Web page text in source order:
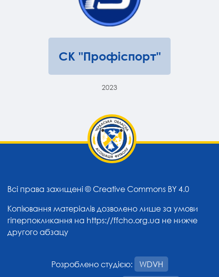
СК "Профіспорт"
2023
Всі права захищені © Creative Commons BY 4.0
Копіювання матеріалів дозволено лише за умови
гіперпокликання на https://ffcho.org.ua не нижче
другого абзацу
Розроблено студією:
WDVH